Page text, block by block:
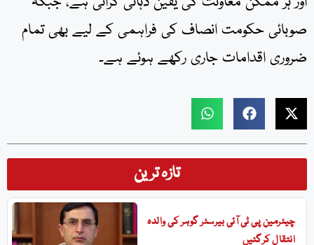
تازہ ترین
چیئرمین پی ٹی آئی بیرسٹر گوہر کی والدہ
انتقال کرگئیں
صوبائی حکومت انصاف کی فراہمی کے لیے بھی تمام
ضروری اقدامات جاری رکھے ہوئے ہے۔